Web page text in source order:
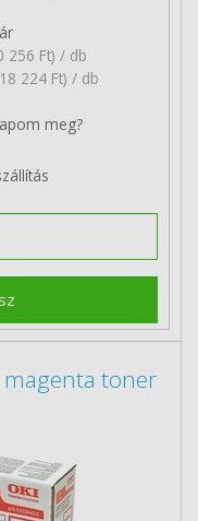
256 Ft) / db
224 Ft) / db
meg?
magenta toner